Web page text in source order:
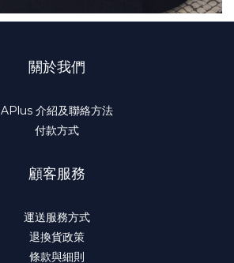
關於我們
APlus 介紹及聯絡方法
付款方式
顧客服務
運送服務方式
退換貨政策
條款與細則